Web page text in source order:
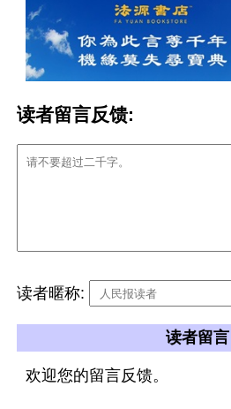
读者留言反馈:
读者暱称:
读者留言
欢迎您的留言反馈。